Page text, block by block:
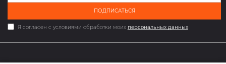
ПОДПИСАТЬСЯ
Я согласен с условиями обработки моих персональных данных